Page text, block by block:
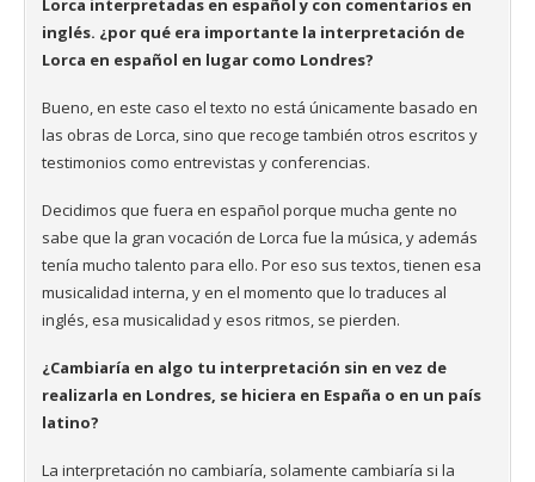
Lorca interpretadas en español y con comentarios en
inglés. ¿por qué era importante la interpretación de
Lorca en español en lugar como Londres?
Bueno, en este caso el texto no está únicamente basado en
las obras de Lorca, sino que recoge también otros escritos y
testimonios como entrevistas y conferencias.
Decidimos que fuera en español porque mucha gente no
sabe que la gran vocación de Lorca fue la música, y además
tenía mucho talento para ello. Por eso sus textos, tienen esa
musicalidad interna, y en el momento que lo traduces al
inglés, esa musicalidad y esos ritmos, se pierden.
¿Cambiaría en algo tu interpretación sin en vez de
realizarla en Londres, se hiciera en España o en un país
latino?
La interpretación no cambiaría, solamente cambiaría si la